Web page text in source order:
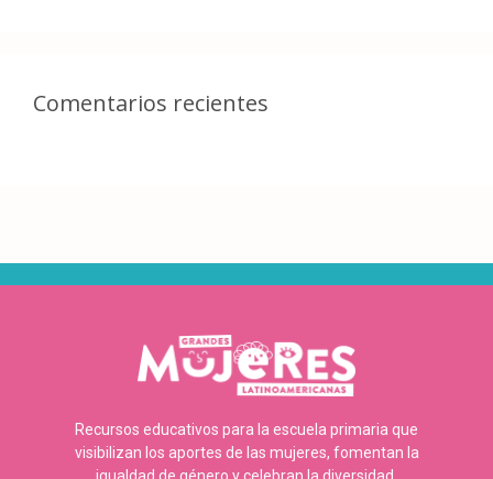
Comentarios recientes
Recursos educativos para la escuela primaria que
visibilizan los aportes de las mujeres, fomentan la
igualdad de género y celebran la diversidad.